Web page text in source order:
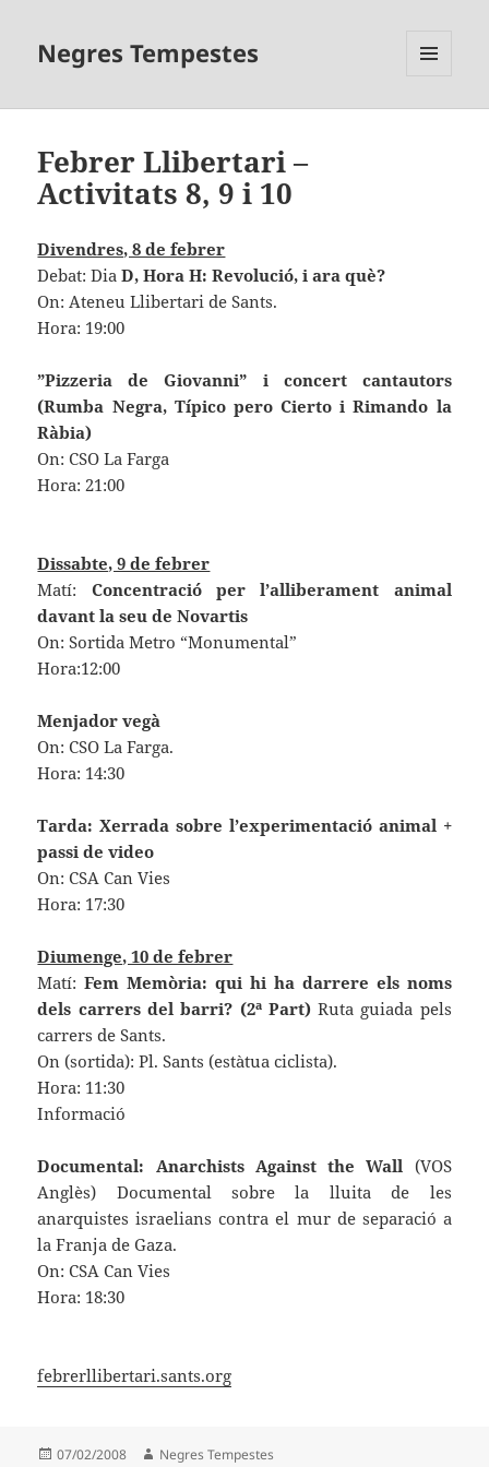
Negres Tempestes
Febrer Llibertari –
Activitats 8, 9 i 10
Divendres, 8 de febrer
Debat: DiaD, Hora H: Revolució, i ara què?
On: Ateneu Llibertari de Sants.
Hora: 19:00
”Pizzeria de Giovanni” i concert cantautors
(Rumba Negra, Típico pero Cierto i Rimando la
Ràbia)
On: CSO La Farga
Hora: 21:00
Dissabte, 9 de febrer
Matí: Concentració per l’alliberament animal
davant la seu de Novartis
On: Sortida Metro “Monumental”
Hora:12:00
Menjador vegà
On: CSO La Farga.
Hora: 14:30
Tarda: Xerrada sobre l’experimentació animal +
passi de video
On: CSA Can Vies
Hora: 17:30
Diumenge, 10 de febrer
Matí:Fem Memòria: qui hi ha darrere els noms
dels carrers del barri? (2ª Part)Ruta guiada pels
carrers de Sants.
On (sortida): Pl. Sants (estàtua ciclista).
Hora: 11:30
Informació
Documental: Anarchists Against the Wall (VOS
Anglès) Documental sobre la lluita de les
anarquistes israelians contra el mur de separació a
la Franja de Gaza.
On: CSA Can Vies
Hora: 18:30
febrerllibertari.sants.org
Publicat
07/02/2008 Autor
Negres Tempestes